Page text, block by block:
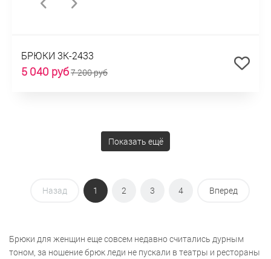
БРЮКИ 3К-2433
5 040 руб7 200 руб
Показать ещё
Назад 1 2 3 4 Вперед
Брюки для женщин еще совсем недавно считались дурным
тоном, за ношение брюк леди не пускали в театры и рестораны